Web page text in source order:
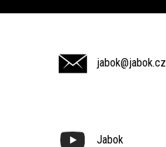
jabok@jabok.cz
Jabok